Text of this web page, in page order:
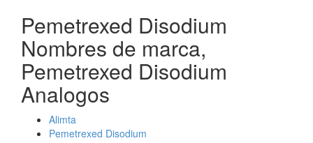
Pemetrexed Disodium
Nombres de marca,
Pemetrexed Disodium
Analogos
Alimta
Pemetrexed Disodium